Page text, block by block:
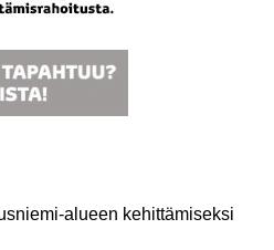
alueen kehittämiseksi